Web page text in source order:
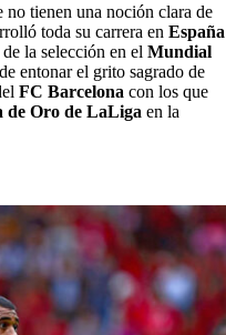
no tienen una noción clara de
toda su carrera en España
la selección en el Mundial
entonar el grito sagrado de
FC Barcelona con los que
de Oro de LaLiga en la